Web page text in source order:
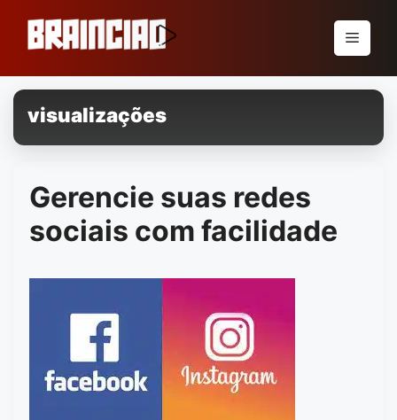
conteúdo
Menu
visualizações
Gerencie suas redes
sociais com facilidade